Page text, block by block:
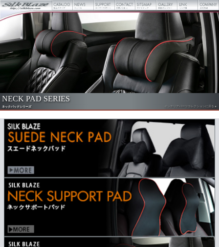
NECK PAD SERIES
ネックパッドシリーズ インテリアパーツコレクションに戻る▲